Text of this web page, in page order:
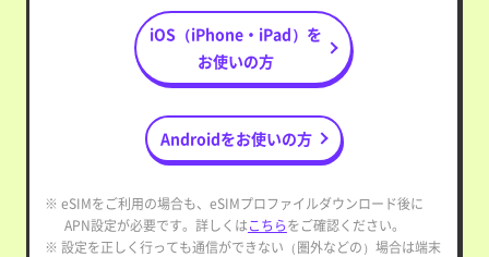
iOS（iPhone・iPad）を
お使いの方
Androidをお使いの方
※ eSIMをご利用の場合も、eSIMプロファイルダウンロード後に
APN設定が必要です。詳しくはこちらをご確認ください。
※ 設定を正しく行っても通信ができない（圏外などの）場合は端末